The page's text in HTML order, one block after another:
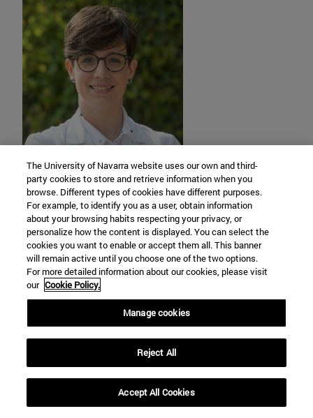
Leyre López García
Proyecto UNATI. Coach
llopezgarci@unav.es
The University of Navarra website uses our own and third-
party cookies to store and retrieve information when you
browse. Different types of cookies have different purposes.
For example, to identify you as a user, obtain information
about your browsing habits respecting your privacy, or
personalize how the content is displayed. You can select the
cookies you want to enable or accept them all. This banner
will remain active until you choose one of the two options.
For more detailed information about our cookies, please visit
our Cookie Policy.
Manage cookies
Reject All
Accept All Cookies